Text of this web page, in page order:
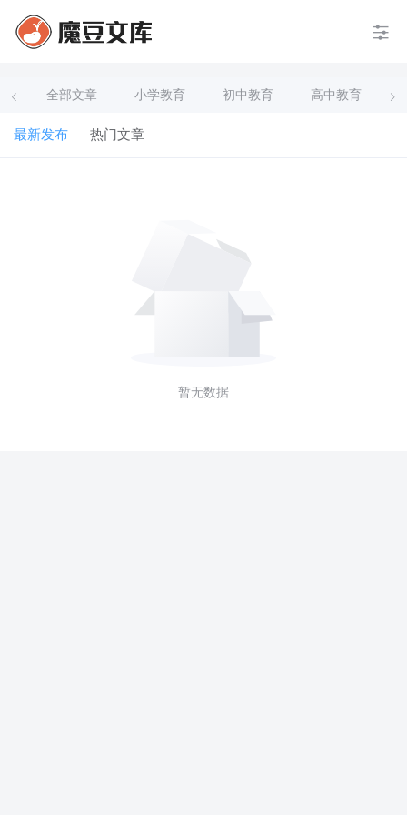
全部文章 小学教育 初中教育 高中教育
最新发布 热门文章
暂无数据